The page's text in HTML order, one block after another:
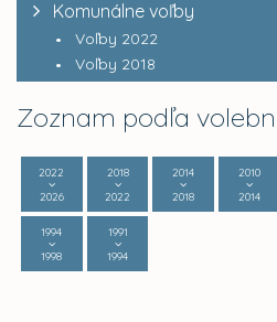
Komunálne voľby
Voľby 2022
Voľby 2018
Zoznam podľa
2022
2026
2018
2022
2014
2018
2010
2014
1994
1998
1991
1994